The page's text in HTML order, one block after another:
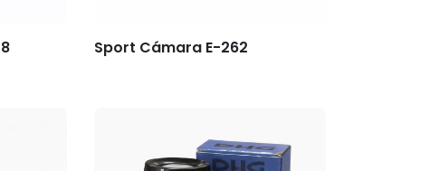
Sport Cámara E-262